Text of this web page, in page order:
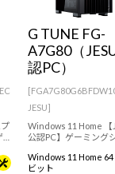
G TUNE FG-
A7G80（
認PC）
JESU]
Windows 11 Home 【
公認PC】ゲーミング
イエンドゲーミング
GeForce RTX 5080 &
Windows 11 Home 64
ビット